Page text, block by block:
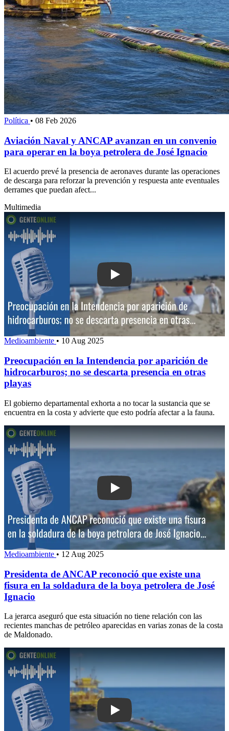
Política • 08 Feb 2026
Aviación Naval y ANCAP avanzan en un convenio
para operar en la boya petrolera de José Ignacio
El acuerdo prevé la presencia de aeronaves durante las operaciones
de descarga para reforzar la prevención y respuesta ante eventuales
derrames que puedan afect...
Multimedia
Play: Preocupación en la Intendencia
Medioambiente • 10 Aug 2025
Preocupación en la Intendencia por aparición de
hidrocarburos; no se descarta presencia en otras
playas
El gobierno departamental exhorta a no tocar la sustancia que se
encuentra en la costa y advierte que esto podría afectar a la fauna.
Play: Presidenta de ANCAP
Medioambiente • 12 Aug 2025
Presidenta de ANCAP reconoció que existe una
fisura en la soldadura de la boya petrolera de José
Ignacio
La jerarca aseguró que esta situación no tiene relación con las
recientes manchas de petróleo aparecidas en varias zonas de la costa
de Maldonado.
Play: Aviación Naval y ANCAP